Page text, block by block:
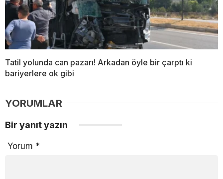
Tatil yolunda can pazarı! Arkadan öyle bir çarptı ki
bariyerlere ok gibi
YORUMLAR
Bir yanıt yazın
Yorum *